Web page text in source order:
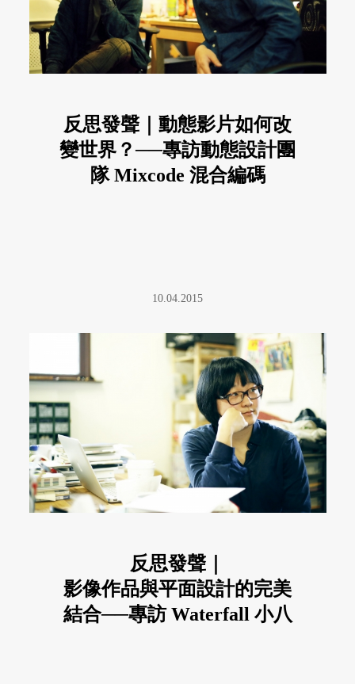
反思發聲｜動態影片如何改
變世界？──專訪動態設計團
隊 Mixcode 混合編碼
10.04.2015
反思發聲｜
影像作品與平面設計的完美
結合──專訪 Waterfall 小八